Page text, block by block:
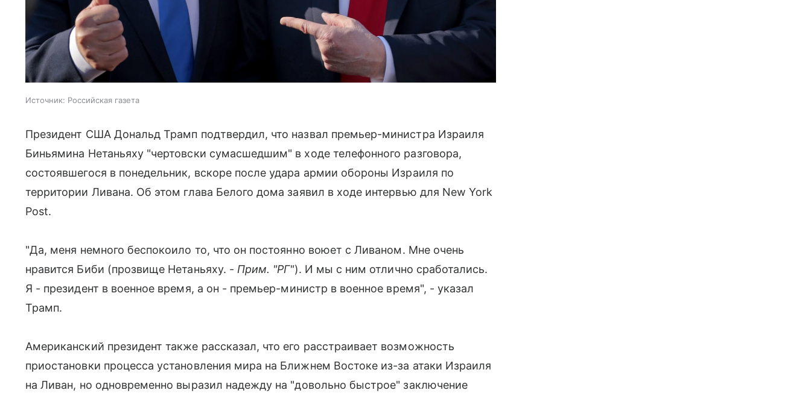
Источник: Российская газета
Президент США Дональд Трамп подтвердил, что назвал премьер-министра Израиля
Биньямина Нетаньяху "чертовски сумасшедшим" в ходе телефонного разговора,
состоявшегося в понедельник, вскоре после удара армии обороны Израиля по
территории Ливана. Об этом глава Белого дома заявил в ходе интервью для New York
Post.
"Да, меня немного беспокоило то, что он постоянно воюет с Ливаном. Мне очень
нравится Биби (прозвище Нетаньяху. - Прим. "РГ"). И мы с ним отлично сработались.
Я - президент в военное время, а он - премьер-министр в военное время", - указал
Трамп.
Американский президент также рассказал, что его расстраивает возможность
приостановки процесса установления мира на Ближнем Востоке из-за атаки Израиля
на Ливан, но одновременно выразил надежду на "довольно быстрое" заключение